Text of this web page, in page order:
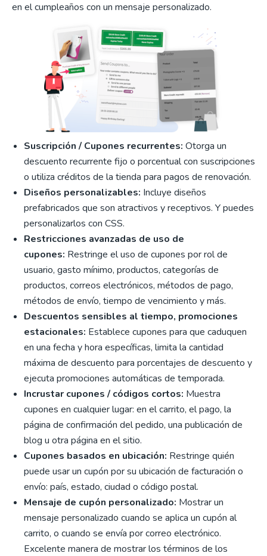
en el cumpleaños con un mensaje personalizado.
Suscripción / Cupones recurrentes: Otorga un
descuento recurrente fijo o porcentual con suscripciones
o utiliza créditos de la tienda para pagos de renovación.
Diseños personalizables: Incluye diseños
prefabricados que son atractivos y receptivos. Y puedes
personalizarlos con CSS.
Restricciones avanzadas de uso de
cupones: Restringe el uso de cupones por rol de
usuario, gasto mínimo, productos, categorías de
productos, correos electrónicos, métodos de pago,
métodos de envío, tiempo de vencimiento y más.
Descuentos sensibles al tiempo, promociones
estacionales: Establece cupones para que caduquen
en una fecha y hora específicas, limita la cantidad
máxima de descuento para porcentajes de descuento y
ejecuta promociones automáticas de temporada.
Incrustar cupones / códigos cortos: Muestra
cupones en cualquier lugar: en el carrito, el pago, la
página de confirmación del pedido, una publicación de
blog u otra página en el sitio.
Cupones basados ​​en ubicación: Restringe quién
puede usar un cupón por su ubicación de facturación o
envío: país, estado, ciudad o código postal.
Mensaje de cupón personalizado: Mostrar un
mensaje personalizado cuando se aplica un cupón al
carrito, o cuando se envía por correo electrónico.
Excelente manera de mostrar los términos de los